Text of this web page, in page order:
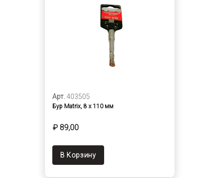
Арт. 403505
Бур Matrix, 8 х 110 мм
₽ 89,00
В Корзину